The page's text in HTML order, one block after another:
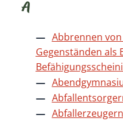
A
Abbrennen
Gegenständen als